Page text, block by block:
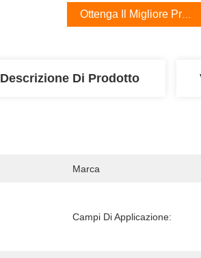
Ottenga Il Migliore Prezzo
Descrizione Di Prodotto
Marca
Campi Di Applicazione: